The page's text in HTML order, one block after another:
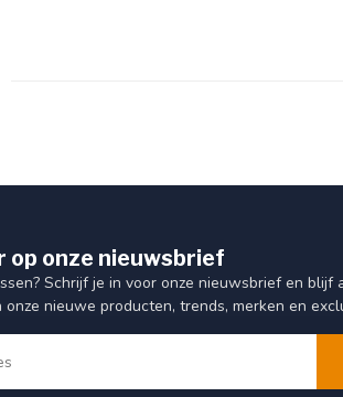
op onze nieuwsbrief
Schrijf je in voor onze nieuwsbrief en blijf
nieuwe producten, trends, merken en